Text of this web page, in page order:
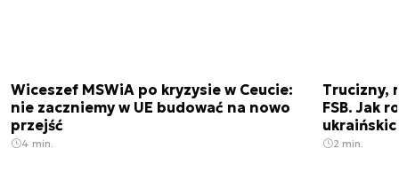
Wiceszef MSWiA po kryzysie w Ceucie:
nie zaczniemy w UE budować na nowo
przejść
4 min.
Trucizny,
FSB. Jak
2 min.